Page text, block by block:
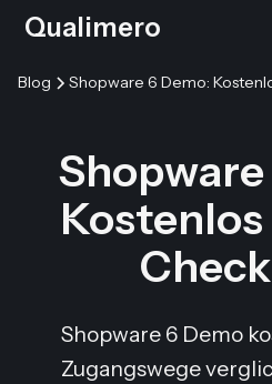
Qualimero
Blog
Shopware 6 Demo
Zugangswege